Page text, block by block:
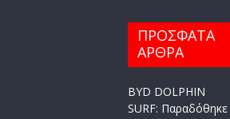
ΠΡΟΣΦΑΤΑ
ΑΡΘΡΑ
BYD DOLPHIN
SURF: Παραδόθηκε